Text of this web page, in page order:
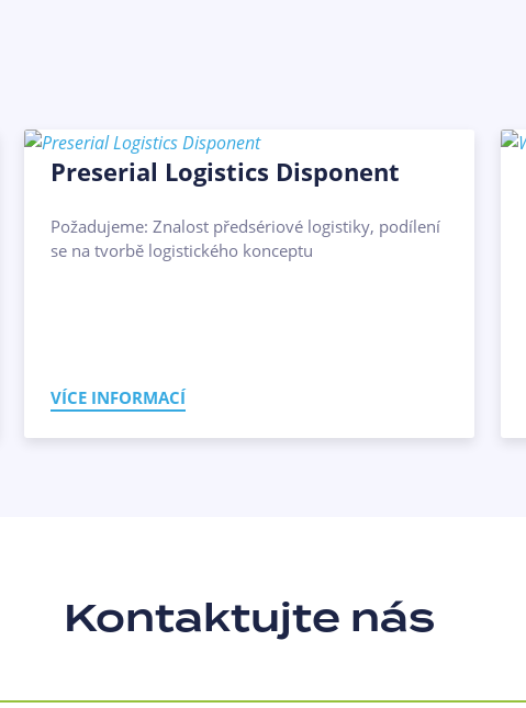
Preserial Logistics Disponent
Požadujeme: Znalost předsériové logistiky, podílení
se na tvorbě logistického konceptu
VÍCE INFORMACÍ
Kontaktujte nás